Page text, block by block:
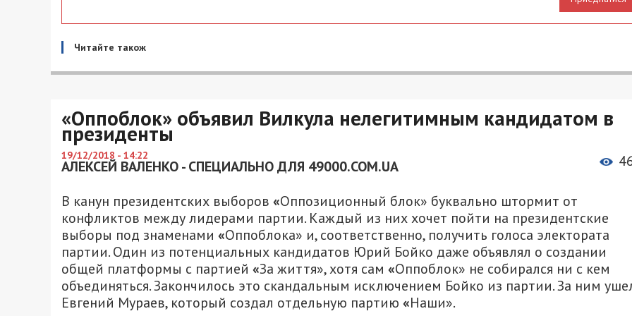
Читайте також
«Оппоблок» объявил Вилкула нелегитимным кандидатом в
президенты
19/12/2018 - 14:22
АЛЕКСЕЙ ВАЛЕНКО - СПЕЦИАЛЬНО ДЛЯ 49000.COM.UA
В канун президентских выборов «Оппозиционный блок» буквально штормит от
конфликтов между лидерами партии. Каждый из них хочет пойти на президентские
выборы под знаменами «Оппоблока» и, соответственно, получить голоса электората
партии. Один из потенциальных кандидатов Юрий Бойко даже объявлял о создании
общей платформы с партией «За життя», хотя сам «Оппоблок» не собирался ни с кем
объединяться. Закончилось это скандальным исключением Бойко из партии. За ним
Евгений Мураев, который создал отдельную партию «Наши».